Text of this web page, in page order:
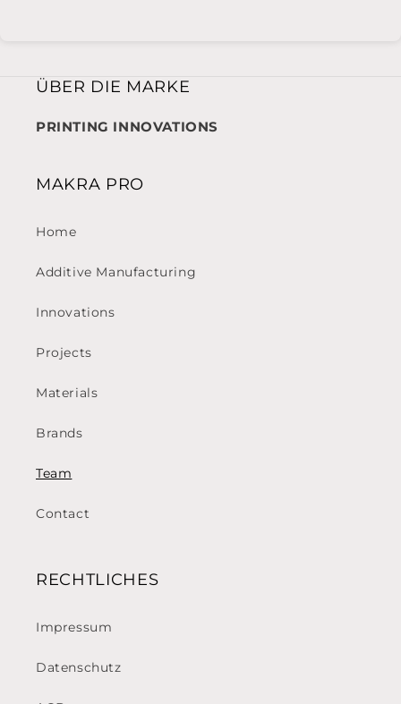
ÜBER DIE MARKE
PRINTING INNOVATIONS
MAKRA PRO
Home
Additive Manufacturing
Innovations
Projects
Materials
Brands
Team
Contact
RECHTLICHES
Impressum
Datenschutz